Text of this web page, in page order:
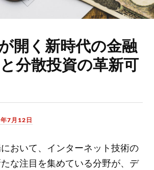
開く新時代の金融
分散投資の革新可
7月12日
おいて、インターネット技術の
な注目を集めている分野が、デ